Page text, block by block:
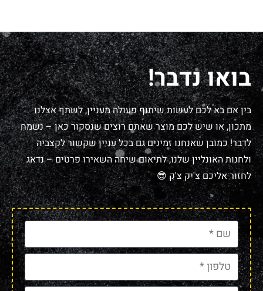
בואו נדבר!
בין אם בא לכם לעשות שיתוף פעולה מעניין, לשתף אצלנו
מתכון, או שיש לכם מוצר שאתם רוצים שנסקור כאן – נשמח
לדבר! כמובן שאנחנו זמינים גם בכל עניין שקשור לקצביה
ולחנות האונליין שלנו, לתיאום שיחה השאירו פרטים – נדאג
לחזור אליכם צ'יק צ'ק 😎